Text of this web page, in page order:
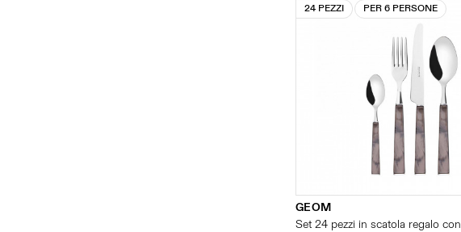
24 PEZZI
PER 6 PERSONE
GEOM
Set 24 pezzi in scatola regalo con